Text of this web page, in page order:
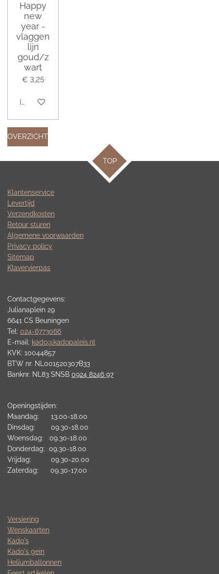
Happy
new
year -
vlaggen
lijn
goud/z
wart
€ 3,25
In winkelwagen
OVERZICHT
TOP
Klantenservice
Levertijd
Verzendkosten
Retour sturen
Algemene voorwaarden
Privacy policy
Sitemap
Klavervierpas
Contactgegevens:
Julianaplein 29
6641 CS Beuningen
Tel: 024-6773066
E-mail: kado@kadopaleis.nl
KVK: 10044857
BTW nr. NL001520307B33
Banknr. NL83 SNSB 0924 8246 97
Openingstijden:
Maandag: 13.00-18.00
Dinsdag: 09.30-18.00
Woensdag: 09.30-18.00
Donderdag: 09.30-18.00
Vrijdag: 09.30-20.00
Zaterdag: 09.30-17.00
Versiering
Wenskaarten
Kado's
Kado's gein
Heliumballonnen